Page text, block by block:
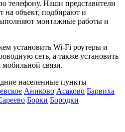
телефону. Наши представители
на объект, подбирают и
монтажные работы и
установить Wi-Fi роутеры и
сеть, а также установить
мобильной связи.
населенные пункты
Аниково Асаково Барвиха
Борки Бородки